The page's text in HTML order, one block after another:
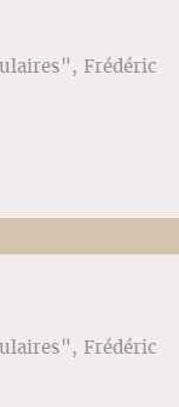
Frédéric
Frédéric